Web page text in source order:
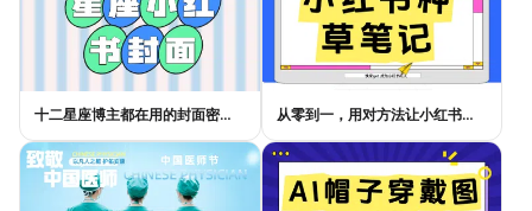
十二星座博主都在用的封面密码，星座小红书封面标题这样写才吸睛 从零到一，用对方法让小红书种草笔记的流量自己找上门